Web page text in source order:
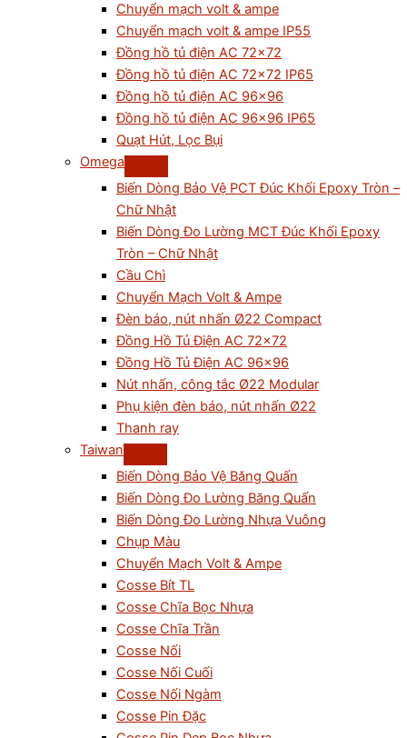
Chuyển mạch volt & ampe
Chuyển mạch volt & ampe IP55
Đồng hồ tủ điện AC 72×72
Đồng hồ tủ điện AC 72×72 IP65
Đồng hồ tủ điện AC 96×96
Đồng hồ tủ điện AC 96×96 IP65
Quạt Hút, Lọc Bụi
Omega
Biến Dòng Bảo Vệ PCT Đúc Khối Epoxy Tròn –
Chữ Nhật
Biến Dòng Đo Lường MCT Đúc Khối Epoxy
Tròn – Chữ Nhật
Cầu Chì
Chuyển Mạch Volt & Ampe
Đèn báo, nút nhấn Ø22 Compact
Đồng Hồ Tủ Điện AC 72×72
Đồng Hồ Tủ Điện AC 96×96
Nút nhấn, công tắc Ø22 Modular
Phụ kiện đèn báo, nút nhấn Ø22
Thanh ray
Taiwan
Biến Dòng Bảo Vệ Băng Quấn
Biến Dòng Đo Lường Băng Quấn
Biến Dòng Đo Lường Nhựa Vuông
Chụp Màu
Chuyển Mạch Volt & Ampe
Cosse Bít TL
Cosse Chĩa Bọc Nhựa
Cosse Chĩa Trần
Cosse Nối
Cosse Nối Cuối
Cosse Nối Ngàm
Cosse Pin Đặc